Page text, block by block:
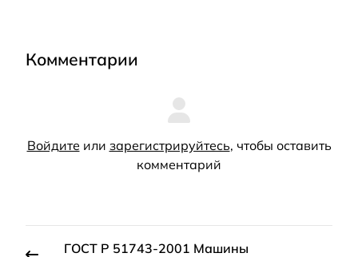
Комментарии
Войдите или зарегистрируйтесь, чтобы оставить
комментарий
ГОСТ Р 51743-2001 Машины